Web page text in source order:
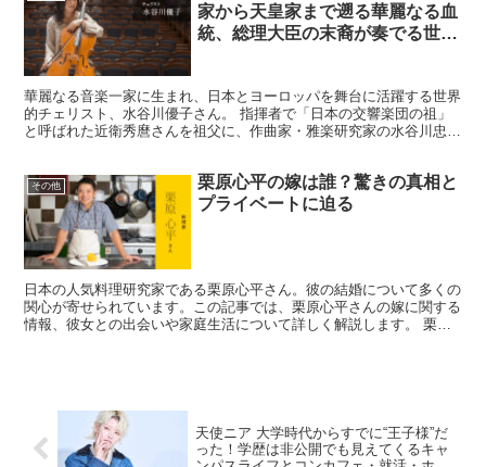
家から天皇家まで遡る華麗なる血
統、総理大臣の末裔が奏でる世界
華麗なる音楽一家に生まれ、日本とヨーロッパを舞台に活躍する世界
的チェリスト、水谷川優子さん。 指揮者で「日本の交響楽団の祖」
と呼ばれた近衛秀麿さんを祖父に、作曲家・雅楽研究家の水谷川忠俊
その他
栗原心平の嫁は誰？驚きの真相と
プライベートに迫る
日本の人気料理研究家である栗原心平さん。彼の結婚について多くの
関心が寄せられています。この記事では、栗原心平さんの嫁に関する
情報、彼女との出会いや家庭生活について詳しく解説します。 栗原
天使ニア 大学時代からすでに“王子様”だ
った！学歴は非公開でも見えてくるキャ